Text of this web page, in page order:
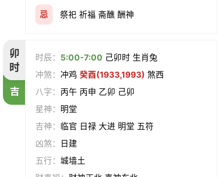
忌 祭祀 祈福 斋醮 酬神
卯
时
吉
时辰： 5:00-7:00 己卯时 生肖兔
冲煞：冲鸡癸酉(1933,1993) 煞西
八字： 丙午 丙申 乙卯 己卯
星神： 明堂
吉神： 临官 日禄 大进 明堂 五符
凶煞：
日建
五行：城墙土